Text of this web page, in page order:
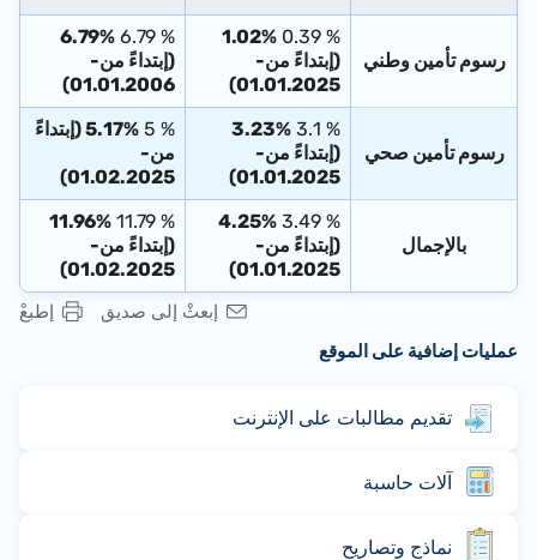
رسوم تأمين وطني
% 0.39
1.02%
(إبتداءً من-
01.01.2025)
% 6.79
6.79%
(إبتداءً من-
01.01.2006)
رسوم تأمين صحي
% 3.1
3.23%
(إبتداءً من-
01.01.2025)
% 5
5.17% (إبتداءً
من-
01.02.2025)
بالإجمال
% 3.49
4.25%
(إبتداءً من-
01.01.2025)
% 11.79
11.96%
(إبتداءً من-
01.02.2025)
إطبعْ
إبعثْ إلى صديق
عمليات إضافية على الموقع
تقديم مطالبات على الإنترنت
آلات حاسبة
نماذج وتصاريح